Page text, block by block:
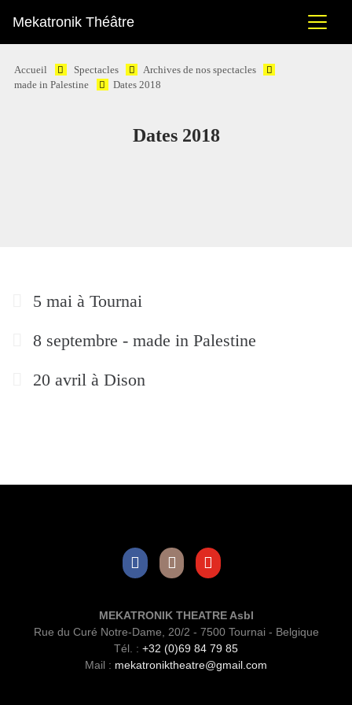
Mekatronik Théâtre
Accueil Spectacles
Archives de nos spectacles
made in Palestine
Dates 2018
Dates 2018
5 mai à Tournai
8 septembre - made in Palestine
20 avril à Dison
MEKATRONIK THEATRE Asbl
Rue du Curé Notre-Dame, 20/2 - 7500 Tournai - Belgique
Tél. : +32 (0)69 84 79 85
Mail : mekatroniktheatre@gmail.com